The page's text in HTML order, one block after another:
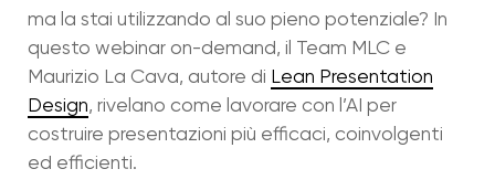
ma la stai utilizzando al suo pieno potenziale? In
questo webinar on-demand, il Team MLC e
Maurizio La Cava, autore di Lean Presentation
Design, rivelano come lavorare con l’AI per
costruire presentazioni più efficaci, coinvolgenti
ed efficienti.